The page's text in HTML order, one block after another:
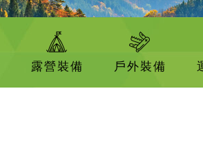
露營裝備 戶外裝備